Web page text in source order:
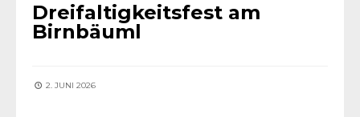
Dreifaltigkeitsfest am
Birnbäuml
2. JUNI 2026